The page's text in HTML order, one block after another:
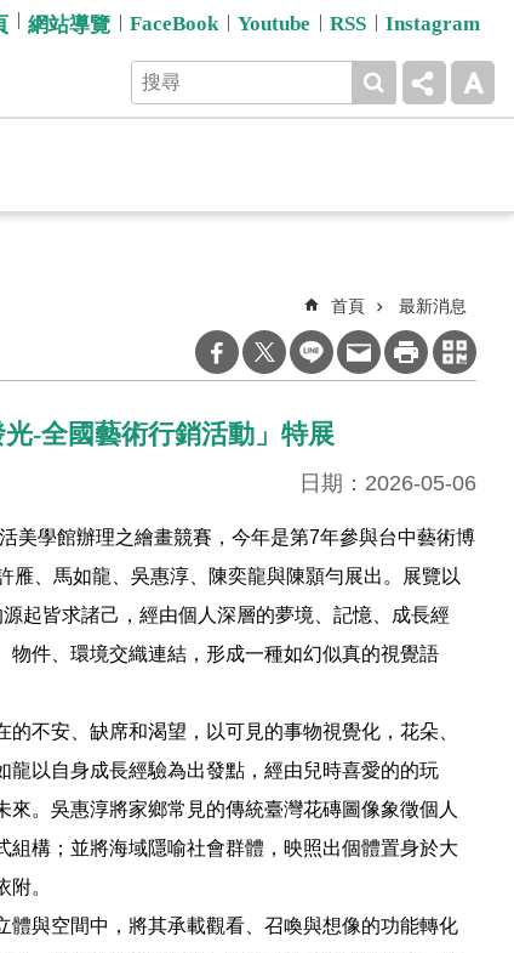
網站導覽 FaceBook Youtube RSS Instagram
首頁 最新消息
-全國藝術行銷活動」特展
日期：2026-05-06
美學館辦理之繪畫競賽，今年是第7年參與台中藝術博
雁、馬如龍、吳惠淳、陳奕龍與陳顥勻展出。展覽以
起皆求諸己，經由個人深層的夢境、記憶、成長經
件、環境交織連結，形成一種如幻似真的視覺語
不安、缺席和渴望，以可見的事物視覺化，花朵、
以自身成長經驗為出發點，經由兒時喜愛的的玩
。吳惠淳將家鄉常見的傳統臺灣花磚圖像象徵個人
構；並將海域隱喻社會群體，映照出個體置身於大
。
體與空間中，將其承載觀看、召喚與想像的功能轉化